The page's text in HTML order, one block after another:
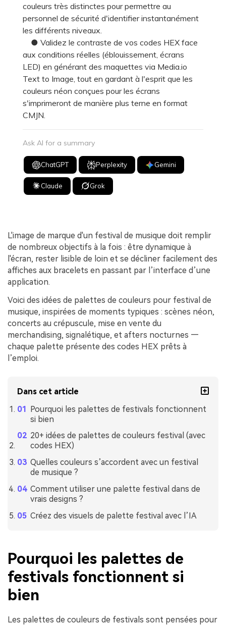
couleurs très distinctes pour permettre au
personnel de sécurité d'identifier instantanément
les différents niveaux.
● Validez le contraste de vos codes HEX face
aux conditions réelles (éblouissement, écrans
LED) en générant des maquettes via Media.io
Text to Image, tout en gardant à l'esprit que les
couleurs néon conçues pour les écrans
s'imprimeront de manière plus terne en format
CMJN.
Ask AI for a summary
ChatGPT Perplexity Gemini
Claude Grok
L'image de marque d'un festival de musique doit remplir
de nombreux objectifs à la fois : être dynamique à
l'écran, rester lisible de loin et se décliner facilement des
affiches aux bracelets en passant par l’interface d’une
application.
Voici des idées de palettes de couleurs pour festival de
musique, inspirées de moments typiques : scènes néon,
concerts au crépuscule, mise en vente du
merchandising, signalétique, et afters nocturnes —
chaque palette présente des codes HEX prêts à
l’emploi.
Dans cet article
Pourquoi les palettes de festivals fonctionnent
si bien
20+ idées de palettes de couleurs festival (avec
codes HEX)
Quelles couleurs s’accordent avec un festival
de musique ?
Comment utiliser une palette festival dans de
vrais designs ?
Créez des visuels de palette festival avec l’IA
Pourquoi les palettes de
festivals fonctionnent si
bien
Les palettes de couleurs de festivals sont pensées pour